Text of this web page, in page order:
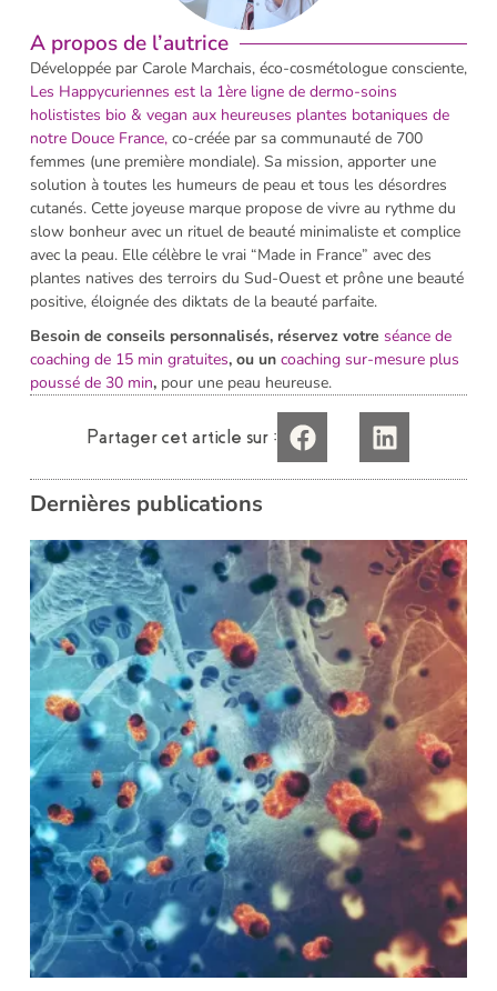
A propos de l’autrice
Développée par Carole Marchais, éco-cosmétologue consciente,
Les Happycuriennes est la 1ère ligne de dermo-soins
holististes bio & vegan aux heureuses plantes botaniques de
notre Douce France,co-créée par sa communauté de 700
femmes (une première mondiale). Sa mission, apporter une
solution à toutes les humeurs de peau et tous les désordres
cutanés. Cette joyeuse marque propose de vivre au rythme du
slow bonheur avec un rituel de beauté minimaliste et complice
avec la peau. Elle célèbre le vrai “Made in France” avec des
plantes natives des terroirs du Sud-Ouest et prône une beauté
positive, éloignée des diktats de la beauté parfaite.
Besoin de conseils personnalisés, réservez votre séance de
coaching de 15 min gratuites, ou un coaching sur-mesure plus
poussé de 30 min, pour une peau heureuse.
Partager cet article sur :
Dernières publications